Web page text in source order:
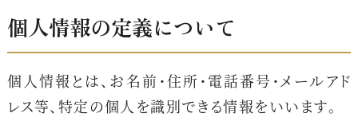
個人情報の定義について
個人情報とは、お名前・住所・電話番号・メールアド
レス等、特定の個人を識別できる情報をいいます。